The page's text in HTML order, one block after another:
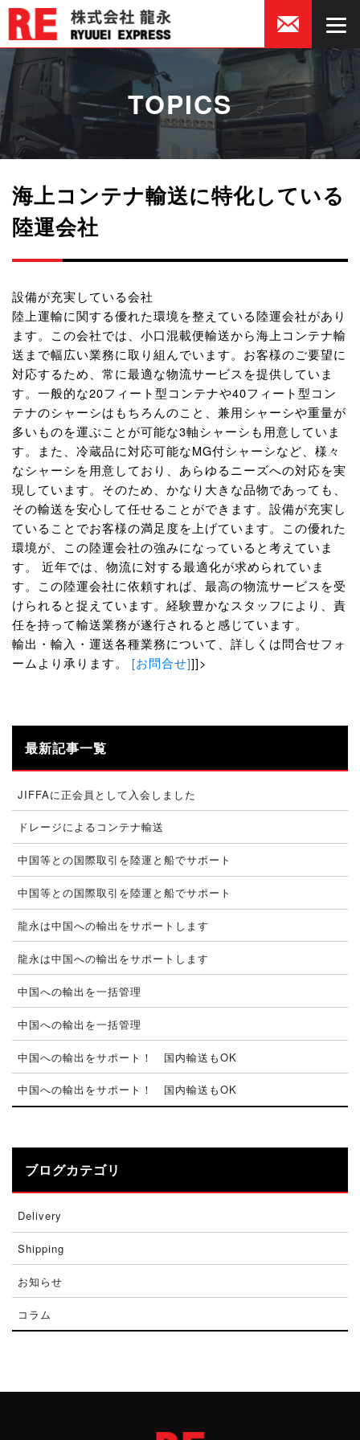
TOPICS
海上コンテナ輸送に特化している
陸運会社
設備が充実している会社
陸上運輸に関する優れた環境を整えている陸運会社があり
ます。この会社では、小口混載便輸送から海上コンテナ輸
送まで幅広い業務に取り組んでいます。お客様のご要望に
対応するため、常に最適な物流サービスを提供していま
す。一般的な20フィート型コンテナや40フィート型コン
テナのシャーシはもちろんのこと、兼用シャーシや重量が
多いものを運ぶことが可能な3軸シャーシも用意していま
す。また、冷蔵品に対応可能なMG付シャーシなど、様々
なシャーシを用意しており、あらゆるニーズへの対応を実
現しています。そのため、かなり大きな品物であっても、
その輸送を安心して任せることができます。設備が充実し
ていることでお客様の満足度を上げています。この優れた
環境が、この陸運会社の強みになっていると考えていま
す。 近年では、物流に対する最適化が求められていま
す。この陸運会社に依頼すれば、最高の物流サービスを受
けられると捉えています。経験豊かなスタッフにより、責
任を持って輸送業務が遂行されると感じています。
輸出・輸入・運送各種業務について、詳しくは問合せフォ
ームより承ります。 [お問合せ]]]>
最新記事一覧
JIFFAに正会員として入会しました
ドレージによるコンテナ輸送
中国等との国際取引を陸運と船でサポート
中国等との国際取引を陸運と船でサポート
龍永は中国への輸出をサポートします
龍永は中国への輸出をサポートします
中国への輸出を一括管理
中国への輸出を一括管理
中国への輸出をサポート！ 国内輸送もOK
中国への輸出をサポート！ 国内輸送もOK
ブログカテゴリ
Delivery
Shipping
お知らせ
コラム